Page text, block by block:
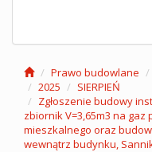
Prawo budowlane
2025
SIERPIEŃ
Zgłoszenie budowy
zbiornik V=3,65m3 na gaz
mieszkalnego oraz
wewnątrz budynku,